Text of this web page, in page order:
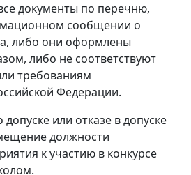
документы по перечню,
сообщении о
либо они оформлены
либо не соответствуют
требованиям
Федерации.
или отказе в допуске
должности
к участию в конкурсе